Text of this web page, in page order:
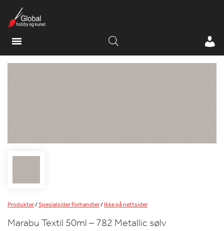
Produkter/Spesialsider Forhandler/Ikke på nettsider
Marabu Textil 50ml – 782 Metallic sølv